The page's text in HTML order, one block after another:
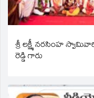
శ్రీ లక్ష్మీ నరసింహ
రెడ్డి గారు